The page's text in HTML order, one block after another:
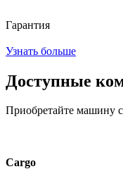
Гарантия
Узнать больше
Доступные
Приобретайте машину
Cargo